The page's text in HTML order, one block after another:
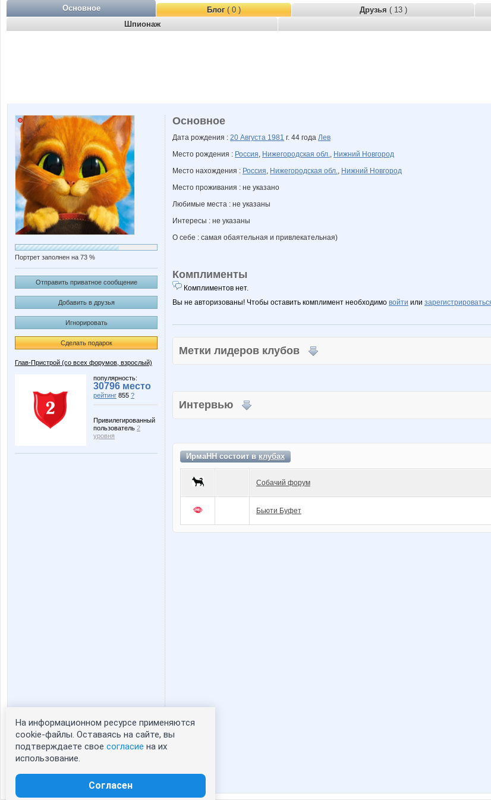
Основное Блог( 0 ) Друзья ( 13 )
Шпионаж
Портрет заполнен на 73 %
Отправить приватное сообщение
Добавить в друзья
Игнорировать
Сделать подарок
Глав-Пристрой (со всех форумов, взрослый)
популярность:
30796 место
рейтинг 855 ?
Привилегированный
пользователь 2
уровня
Статистика портрета:
сейчас просматривают портрет - 0
зарегистрированные пользователи
Основное
Дата рождения : 20 Августа 1981 г. 44 года Лев
Место рождения : Россия, Нижегородская обл., Нижний Новгород
Место нахождения : Россия, Нижегородская обл., Нижний Новгород
Место проживания : не указано
Любимые места : не указаны
Интересы : не указаны
О себе : самая обаятельная и привлекательная)
Комплименты
Комплиментов нет.
Вы не авторизованы! Чтобы оставить комплимент необходимо войти или
Метки лидеров клубов
Интервью
ИрмаНН состоит вклубах
Собачий форум
Бьюти Буфет
На информационном ресурсе применяются
cookie-файлы. Оставаясь на сайте, вы
подтверждаете свое согласие на их
использование.
Согласен